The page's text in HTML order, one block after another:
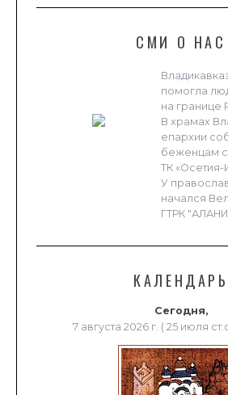
СМИ О НАС
помогла
на границе
В храмах
епархии
беженцам
ТК «Осетия-
У
начался
ГТРК
КАЛЕНДАРЬ
Сегодня,
7 августа 2026 г. ( 25 июля